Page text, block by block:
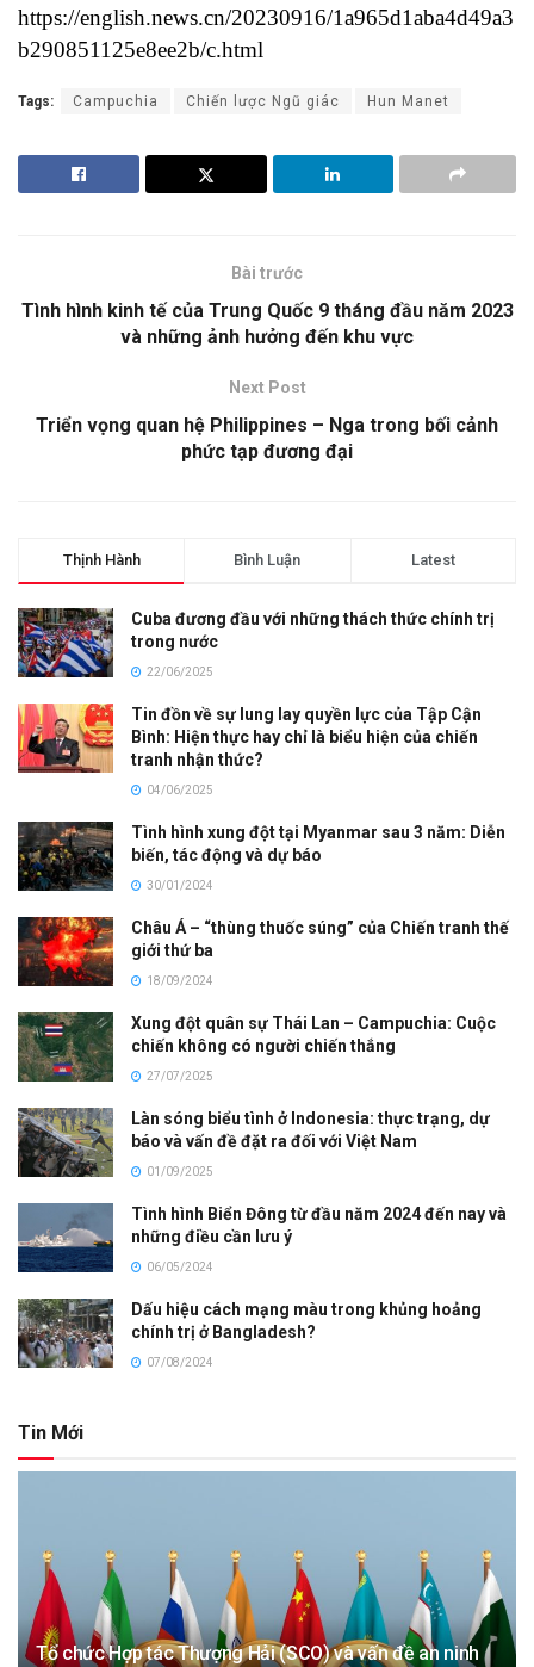
https://english.news.cn/20230916/1a965d1aba4d49a3
b290851125e8ee2b/c.html
Tags: Campuchia Chiến lược Ngũ giác Hun Manet
Bài trước
Tình hình kinh tế của Trung Quốc 9 tháng đầu năm 2023
và những ảnh hưởng đến khu vực
Next Post
Triển vọng quan hệ Philippines – Nga trong bối cảnh
phức tạp đương đại
Thịnh Hành Bình Luận Latest
Cuba đương đầu với những thách thức chính trị
trong nước
22/06/2025
Tin đồn về sự lung lay quyền lực của Tập Cận
Bình: Hiện thực hay chỉ là biểu hiện của chiến
tranh nhận thức?
04/06/2025
Tình hình xung đột tại Myanmar sau 3 năm: Diễn
biến, tác động và dự báo
30/01/2024
Châu Á – “thùng thuốc súng” của Chiến tranh thế
giới thứ ba
18/09/2024
Xung đột quân sự Thái Lan – Campuchia: Cuộc
chiến không có người chiến thắng
27/07/2025
Làn sóng biểu tình ở Indonesia: thực trạng, dự
báo và vấn đề đặt ra đối với Việt Nam
01/09/2025
Tình hình Biển Đông từ đầu năm 2024 đến nay và
những điều cần lưu ý
06/05/2024
Dấu hiệu cách mạng màu trong khủng hoảng
chính trị ở Bangladesh?
07/08/2024
Tin Mới
Tổ chức Hợp tác Thượng Hải (SCO) và vấn đề an ninh